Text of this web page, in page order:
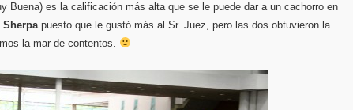
Buena) es la calificación más alta que se le puede dar a un cachorro en
Sherpapuesto que le gustó más al Sr. Juez, pero las dos obtuvieron la
la mar de contentos.